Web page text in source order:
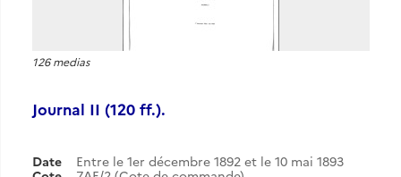
126 medias
Journal II (120 ff.).
Date
Entre le 1er décembre 1892 et le 10 mai 1893